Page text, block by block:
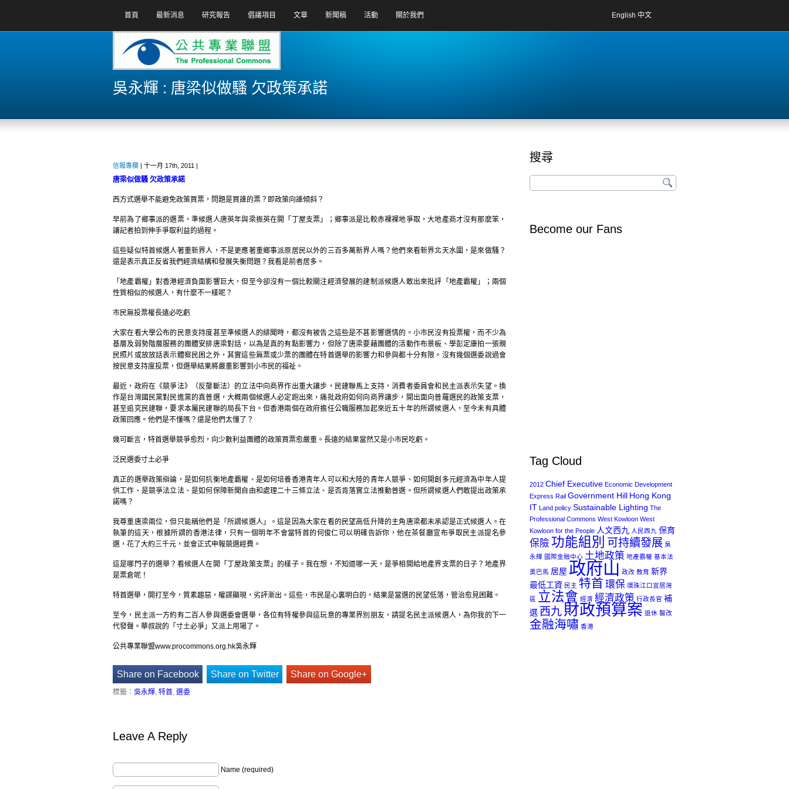
首頁 最新消息 研究報告 倡議項目 文章 新聞稿 活動 關於我們 English 中文
吳永輝 : 唐梁似做騷 欠政策承諾
信報專欄 | 十一月 17th, 2011 |
唐梁似做騷 欠政策承諾
西方式選舉不能避免政策買票，問題是買誰的票？即政策向誰傾斜？
早前為了鄉事派的選票，準候選人唐英年與梁振英在開「丁屋支票」；鄉事派是比較赤裸裸地爭取，大地產商才沒有那麼笨，
讓記者拍到伸手爭取利益的過程。
這些疑似特首候選人著重新界人，不是更應著重鄉事派原居民以外的三百多萬新界人嗎？他們來看新界北天水圍，是來做騷？
還是表示真正反省我們經濟結構和發展失衡問題？我看是前者居多。
「地產霸權」對香港經濟負面影響巨大，但至今卻沒有一個比較關注經濟發展的建制派候選人敢出來批評「地產霸權」；兩個
性質相似的候選人，有什麼不一樣呢？
市民無投票權長遠必吃虧
大家在看大學公布的民意支持度甚至準候選人的緋聞時，都沒有被告之這些是不甚影響選情的。小市民沒有投票權，而不少為
基層及弱勢階層服務的團體安排唐梁對話，以為是真的有點影響力，但除了唐梁要藉團體的活動作布景板、學彭定康拍一張親
民照片或放放話表示體察民困之外，其實這些無票或少票的團體在特首選舉的影響力和參與都十分有限。沒有幾個選委說過會
按民意支持度投票，但選舉結果將嚴重影響到小市民的福祉。
最近，政府在《競爭法》（反壟斷法）的立法中向商界作出重大讓步，民建聯馬上支持，消費者委員會和民主派表示失望。換
作是台灣國民黨對民進黨的真普選，大概兩個候選人必定跑出來，痛批政府如何向商界讓步，開出面向普羅選民的政策支票，
甚至追究民建聯，要求本屬民建聯的局長下台。但香港兩個在政府擔任公職服務加起來近五十年的所謂候選人，至今未有具體
政策回應。他們是不懂嗎？還是他們太懂了？
幾可斷言，特首選舉競爭愈烈，向少數利益團體的政策買票愈嚴重。長遠的結果當然又是小市民吃虧。
泛民選委寸土必爭
真正的選舉政策辯論，是如何抗衡地產霸權、是如何培養香港青年人可以和大陸的青年人競爭、如何開創多元經濟為中年人提
供工作、是競爭法立法、是如何保障新聞自由和處理二十三條立法、是否肯落實立法推動普選。但所謂候選人們敢提出政策承
諾嗎？
我尊重唐梁兩位，但只能稱他們是「所謂候選人」。這是因為大家在看的民望高低升降的主角唐梁都未承認是正式候選人。在
執筆的這天，根據所謂的香港法律，只有一個明年不會當特首的何俊仁可以明確告訴你，他在茶餐廳宣布爭取民主派提名參
選，花了大約三千元，並會正式申報競選經費。
這是哪門子的選舉？看候選人在開「丁屋政策支票」的樣子。我在想，不知道哪一天，是爭相開給地產界支票的日子？地產界
是票倉呢！
特首選舉，開打至今，質素趨惡，權謀顯現，劣評漸出。這些，市民是心裏明白的，結果是當選的民望低落，管治愈見困難。
至今，民主派一方約有二百人參與選委會選舉，各位有特權參與這玩意的專業界別朋友，請提名民主派候選人，為你我的下一
代發聲。華叔說的「寸土必爭」又派上用場了。
公共專業聯盟www.procommons.org.hk吳永輝
Share on Facebook Share on Twitter Share on Google+
標籤： 吳永輝, 特首, 選委
Leave A Reply
Name (required)
搜尋
Become our Fans
Tag Cloud
2012 Chief Executive Economic Development
Express Rail Government Hill Hong Kong
IT Land policy Sustainable Lighting The
Professional Commons West Kowloon West
Kowloon for the People 人文西九 人民西九 保育
保險 功能組別 可持續發展 吳
永輝 國際金融中心 土地政策 地產霸權 基本法
奧巴馬 居屋 政府山 政改 教育 新界
最低工資 民主 特首 環保 環珠江口宜居灣
區 立法會 經濟 經濟政策 行政長官 補
選 西九財政預算案 退休 醫改
金融海嘯 香港